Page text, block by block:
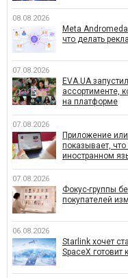
08.08.2026
Meta
что делать
07.08.2026
EVA.UA
ассортименте,
на платформе
07.08.2026
Приложение
показывает,
иностранном
07.08.2026
Фокус-группы
покупателей
06.08.2026
Starlink хочет
SpaceX готовит